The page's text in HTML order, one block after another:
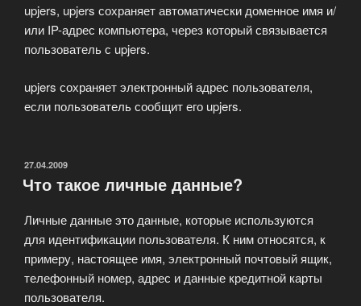
upjers, upjers сохраняет автоматически доменное имя и/
или IP-адрес компьютера, через который связывается
пользователь с upjers.
upjers сохраняет электронный адрес пользователя,
если пользователь сообщит его upjers.
ОПУБЛИКОВАНО
27.04.2009
Что такое личные данные?
Личные данные это данные, которые используются
для идентификации пользователя. К ним относятся, к
примеру, настоящее имя, электронный почтовый ящик,
телефонный номер, адрес и данные кредитной карты
пользователя.